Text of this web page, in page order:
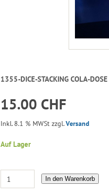
1355-DICE-STACKING COLA-
15.00 CHF
Inkl. 8.1 % MWSt zzgl.Versand
Auf Lager
In den Warenkorb